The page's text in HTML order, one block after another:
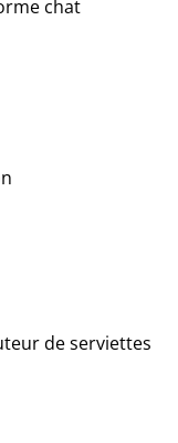
chat
de serviettes